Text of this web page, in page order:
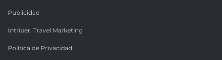
Publicidad
Intriper. Travel Marketing
Política de Privacidad